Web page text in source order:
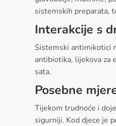
sistemskih preparata,
Interakcije s
Sistemski antimikotici
antibiotika, lijekova za
sata.
Posebne
Tijekom trudnoće i
sigurniji. Kod djece je